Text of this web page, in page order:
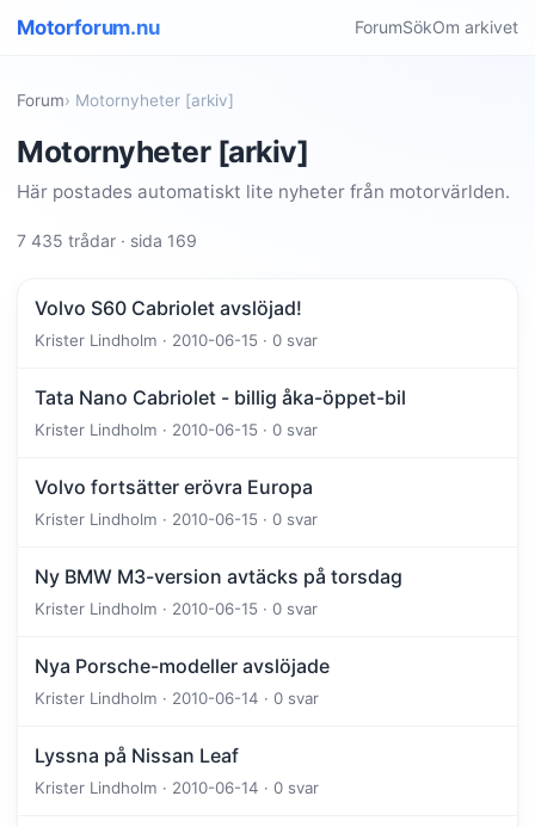
Motorforum.nu ForumSökOm arkivet
Forum› Motornyheter [arkiv]
Motornyheter [arkiv]
Här postades automatiskt lite nyheter från motorvärlden.
7 435 trådar · sida 169
Volvo S60 Cabriolet avslöjad!
Krister Lindholm · 2010-06-15 · 0 svar
Tata Nano Cabriolet - billig åka-öppet-bil
Krister Lindholm · 2010-06-15 · 0 svar
Volvo fortsätter erövra Europa
Krister Lindholm · 2010-06-15 · 0 svar
Ny BMW M3-version avtäcks på torsdag
Krister Lindholm · 2010-06-15 · 0 svar
Nya Porsche-modeller avslöjade
Krister Lindholm · 2010-06-14 · 0 svar
Lyssna på Nissan Leaf
Krister Lindholm · 2010-06-14 · 0 svar